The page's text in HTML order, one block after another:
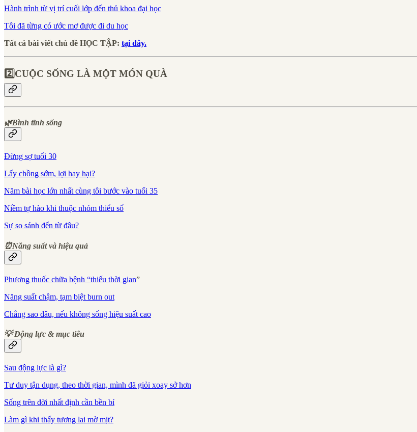
Hành trình từ vị trí cuối lớp đến thủ khoa đại học
Tôi đã từng có ước mơ được đi du học
Tất cả bài viết chủ đề HỌC TẬP: tại đây.
2️⃣CUỘC SỐNG LÀ MỘT MÓN QUÀ
🌿Bình tĩnh sống
Đừng sợ tuổi 30
Lấy chồng sớm, lợi hay hại?
Năm bài học lớn nhất cùng tôi bước vào tuổi 35
Niềm tự hào khi thuộc nhóm thiểu số
Sự so sánh đến từ đâu?
⏰Năng suất và hiệu quả
Phương thuốc chữa bệnh “thiếu thời gian”
Năng suất chậm, tạm biệt burn out
Chẳng sao đâu, nếu không sống hiệu suất cao
💡 Động lực & mục tiêu
Sau động lực là gì?
Tư duy tận dụng, theo thời gian, mình đã giỏi xoay sở hơn
Sống trên đời nhất định cần bền bỉ
Làm gì khi thấy tương lai mờ mịt?